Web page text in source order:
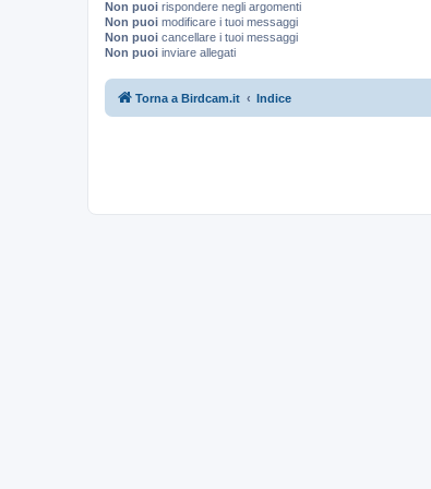
Non puoi rispondere negli argomenti
Non puoi modificare i tuoi messaggi
Non puoi cancellare i tuoi messaggi
Non puoi inviare allegati
Torna a Birdcam.it Indice